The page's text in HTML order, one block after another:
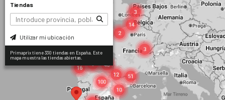
Tiendas
Utilizar mi ubicación
Primaprix tiene 330 tiendas en España. Este
mapa muestra las tiendas abiertas.